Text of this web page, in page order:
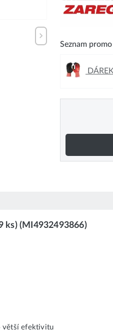
Seznam
ks) (MI4932493866)
větší efektivitu